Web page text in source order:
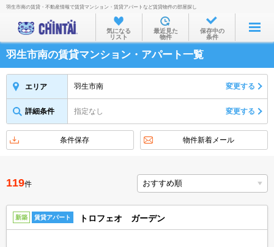
お部屋を探す
沿線・駅から
住所から
物件特集から
不動産会社から
TOP
羽生市南の賃貸・不動産情報で賃貸マンション・賃貸アパートなど賃貸物件の部屋探し
気になる
リスト
最近見た
物件
保存中の
条件
羽生市南の賃貸マンション・アパート一覧
エリア 羽生市南 変更する
詳細条件 指定なし 変更する
条件保存 物件新着メール
119件
新築 賃貸アパート トロフェオ ガーデン